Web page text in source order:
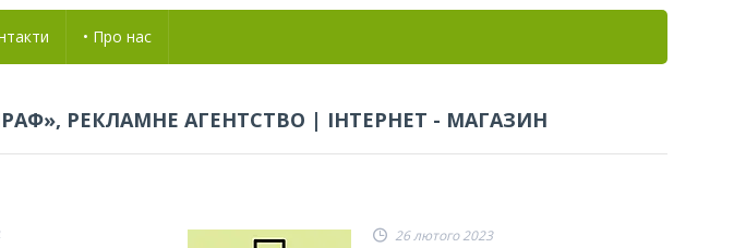
• Про нас
РЕКЛАМНЕ АГЕНТСТВО | ІНТЕРНЕТ - МАГАЗИН
26 лютого 2023